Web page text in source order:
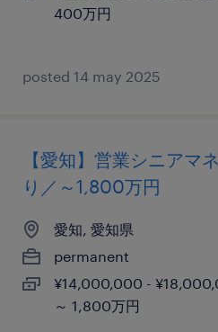
400万円
posted 14 may 2025
【愛知】営業シニアマ
り／～1,800万円
愛知, 愛知県
permanent
¥14,000,000 -
～ 1,800万円